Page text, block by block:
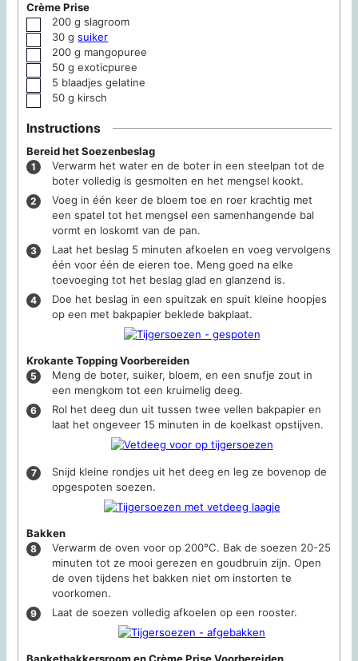
Crème Prise
▢
200 g slagroom
▢
30 g suiker
▢
200 g mangopuree
▢
50 g exoticpuree
▢
5 blaadjes gelatine
▢
50 g kirsch
Instructions
Bereid het Soezenbeslag
Verwarm het water en de boter in een steelpan tot de
boter volledig is gesmolten en het mengsel kookt.
Voeg in één keer de bloem toe en roer krachtig met
een spatel tot het mengsel een samenhangende bal
vormt en loskomt van de pan.
Laat het beslag 5 minuten afkoelen en voeg vervolgens
één voor één de eieren toe. Meng goed na elke
toevoeging tot het beslag glad en glanzend is.
Doe het beslag in een spuitzak en spuit kleine hoopjes
op een met bakpapier beklede bakplaat.
Krokante Topping Voorbereiden
Meng de boter, suiker, bloem, en een snufje zout in
een mengkom tot een kruimelig deeg.
Rol het deeg dun uit tussen twee vellen bakpapier en
laat het ongeveer 15 minuten in de koelkast opstijven.
Snijd kleine rondjes uit het deeg en leg ze bovenop de
opgespoten soezen.
Bakken
Verwarm de oven voor op 200°C. Bak de soezen 20-25
minuten tot ze mooi gerezen en goudbruin zijn. Open
de oven tijdens het bakken niet om instorten te
voorkomen.
Laat de soezen volledig afkoelen op een rooster.